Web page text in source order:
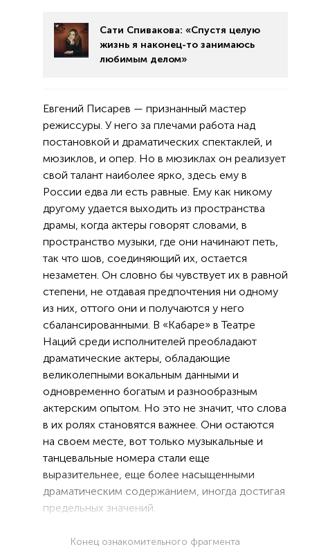
Сати Спивакова: «Спустя целую
жизнь я наконец-то занимаюсь
любимым делом»
Евгений Писарев — признанный мастер
режиссуры. У него за плечами работа над
постановкой и драматических спектаклей, и
мюзиклов, и опер. Но в мюзиклах он реализует
свой талант наиболее ярко, здесь ему в
России едва ли есть равные. Ему как никому
другому удается выходить из пространства
драмы, когда актеры говорят словами, в
пространство музыки, где они начинают петь,
так что шов, соединяющий их, остается
незаметен. Он словно бы чувствует их в равной
степени, не отдавая предпочтения ни одному
из них, оттого они и получаются у него
сбалансированными. В «Кабаре» в Театре
Наций среди исполнителей преобладают
драматические актеры, обладающие
великолепными вокальным данными и
одновременно богатым и разнообразным
актерским опытом. Но это не значит, что слова
в их ролях становятся важнее. Они остаются
на своем месте, вот только музыкальные и
танцевальные номера стали еще
выразительнее, еще более насыщенными
драматическим содержанием, иногда достигая
предельных значений.
Конец ознакомительного фрагмента